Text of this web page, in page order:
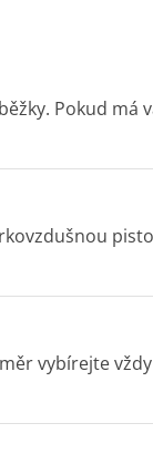
Pokud má
vybírejte vždy